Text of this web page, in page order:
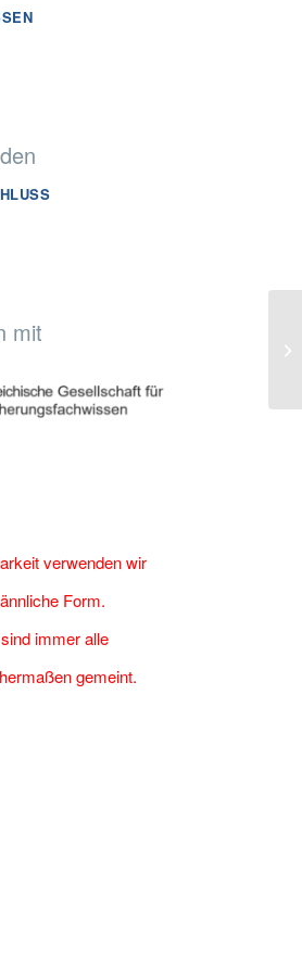
mit
verwenden wir
Form.
immer alle
gemeint.